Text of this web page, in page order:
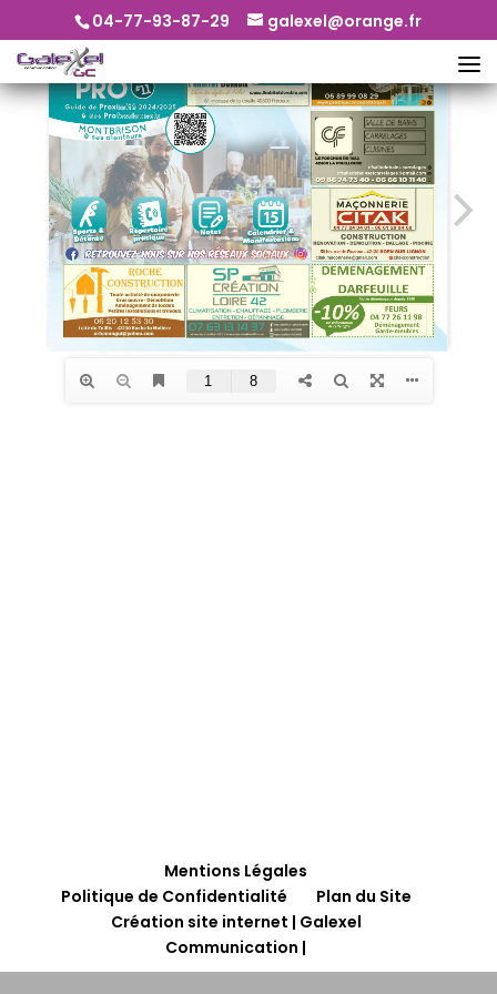
04-77-93-87-29 galexel@orange.fr
Mentions Légales
Politique de Confidentialité
Plan du Site
Création site internet | Galexel
Communication |